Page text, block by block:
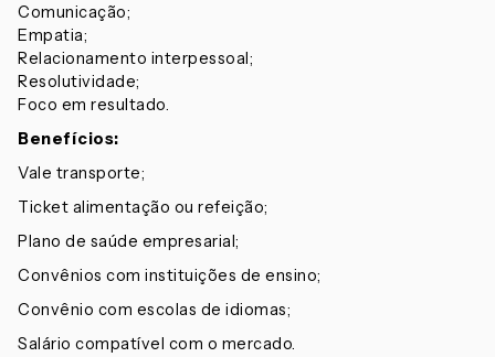
Comunicação;
Empatia;
Relacionamento interpessoal;
Resolutividade;
Foco em resultado.
Benefícios:
Vale transporte;
Ticket alimentação ou refeição;
Plano de saúde empresarial;
Convênios com instituições de ensino;
Convênio com escolas de idiomas;
Salário compatível com o mercado.